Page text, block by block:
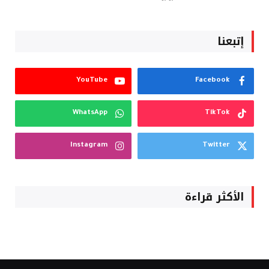
إتبعنا
Facebook
YouTube
TikTok
WhatsApp
Twitter
Instagram
الأكثر قراءة